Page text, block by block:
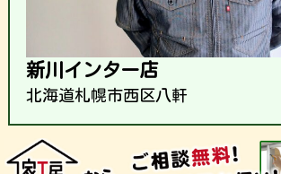
新川インター店
北海道札幌市西区八軒